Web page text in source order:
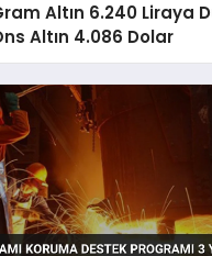
Altın 6.240 Liraya
Altın 4.086 Dolar